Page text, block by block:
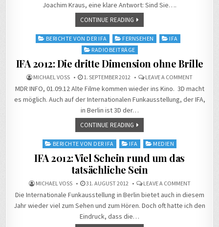
Joachim Kraus, eine klare Antwort: Sind Sie….
CONTINUE READING
PostedBERICHTE VON DER IFA FERNSEHEN
IFA
RADIOBEITRÄGE
IFA 2012: Die dritte Dimension ohne Brille
MICHAEL VOSS 1. SEPTEMBER 2012 LEAVE A COMMENTON
2012:
DRITTE
MDR INFO, 01.09.12 Alte Filme kommen wieder ins Kino. 3D macht
es möglich. Auch auf der Internationalen Funkausstellung, der IFA,
in Berlin ist 3D der…
CONTINUE READING
Posted
in
BERICHTE VON DER IFA IFA MEDIEN
IFA 2012: Viel Schein rund um das
tatsächliche Sein
MICHAEL VOSS 31. AUGUST 2012 LEAVE A COMMENTON
2012:
SCHEIN
Die Internationale Funkausstellung in Berlin bietet auch in diesem
Jahr wieder viel zum Sehen und zum Hören. Doch oft hatte ich den
Eindruck, dass die…